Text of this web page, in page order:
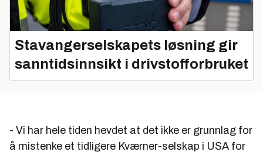
Stavangerselskapets løsning gir
sanntidsinnsikt i drivstofforbruket
- Vi har hele tiden hevdet at det ikke er grunnlag for
å mistenke et tidligere Kværner-selskap i USA for